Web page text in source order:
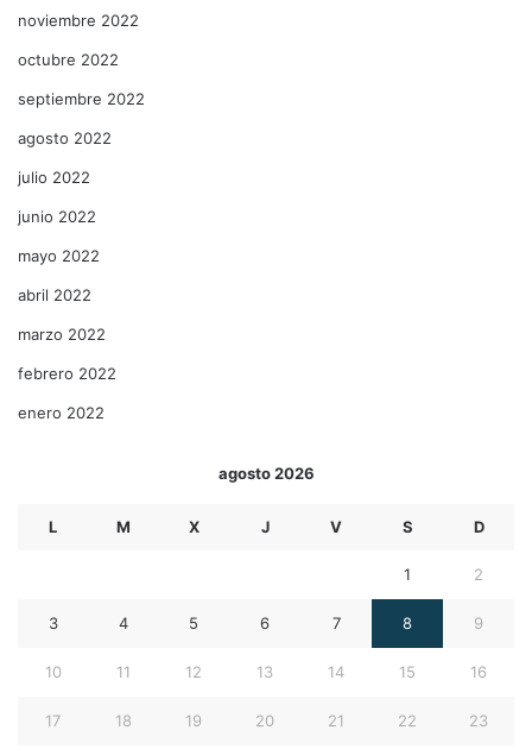
noviembre 2022
octubre 2022
septiembre 2022
agosto 2022
julio 2022
junio 2022
mayo 2022
abril 2022
marzo 2022
febrero 2022
enero 2022
agosto 2026
L M X J V S D
1 2
3 4 5 6 7 8 9
10 11 12 13 14 15 16
17 18 19 20 21 22 23